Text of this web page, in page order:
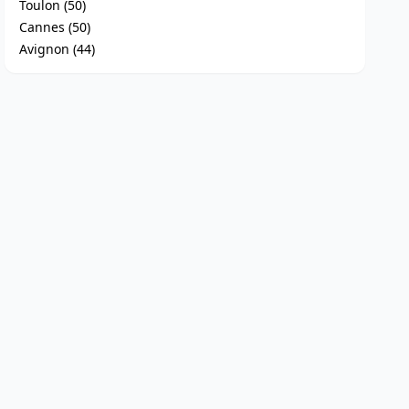
Toulon (50)
Cannes (50)
Avignon (44)